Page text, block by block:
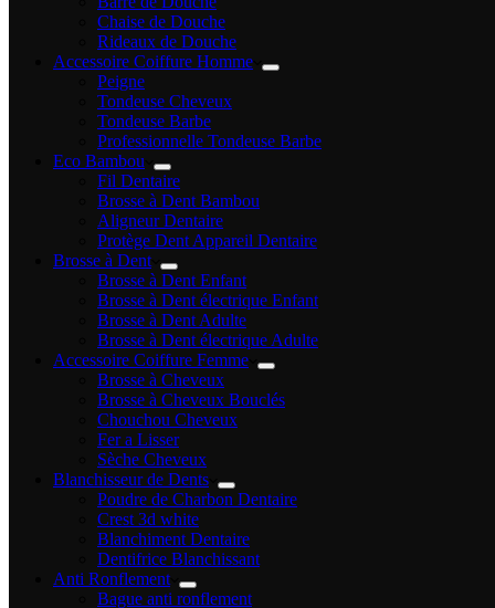
Chaise de Douche
Rideaux de Douche
Accessoire Coiffure Homme
Peigne
Tondeuse Cheveux
Tondeuse Barbe
Professionnelle Tondeuse Barbe
Eco Bambou
Fil Dentaire
Brosse à Dent Bambou
Aligneur Dentaire
Protège Dent Appareil Dentaire
Brosse à Dent
Brosse à Dent Enfant
Brosse à Dent électrique Enfant
Brosse à Dent Adulte
Brosse à Dent électrique Adulte
Accessoire Coiffure Femme
Brosse à Cheveux
Brosse à Cheveux Bouclés
Chouchou Cheveux
Fer a Lisser
Sèche Cheveux
Blanchisseur de Dents
Poudre de Charbon Dentaire
Crest 3d white
Blanchiment Dentaire
Dentifrice Blanchissant
Anti Ronflement
Bague anti ronflement